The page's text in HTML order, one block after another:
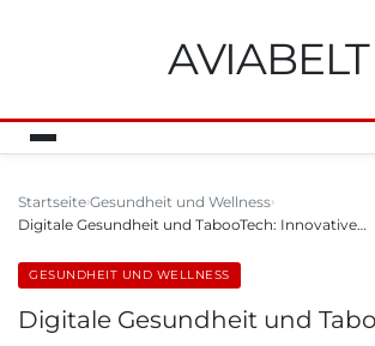
AVIABELT
Startseite Gesundheit und Wellness
Digitale Gesundheit und TabooTech: Innovative…
GESUNDHEIT UND WELLNESS
Digitale Gesundheit und